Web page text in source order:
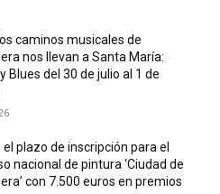
caminos musicales de
nos llevan a Santa María:
Blues del 30 de julio al 1 de
plazo de inscripción para el
nacional de pintura ‘Ciudad de
con 7.500 euros en premios